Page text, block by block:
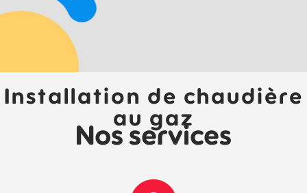
Installation de chaudière
au gaz
Nos services